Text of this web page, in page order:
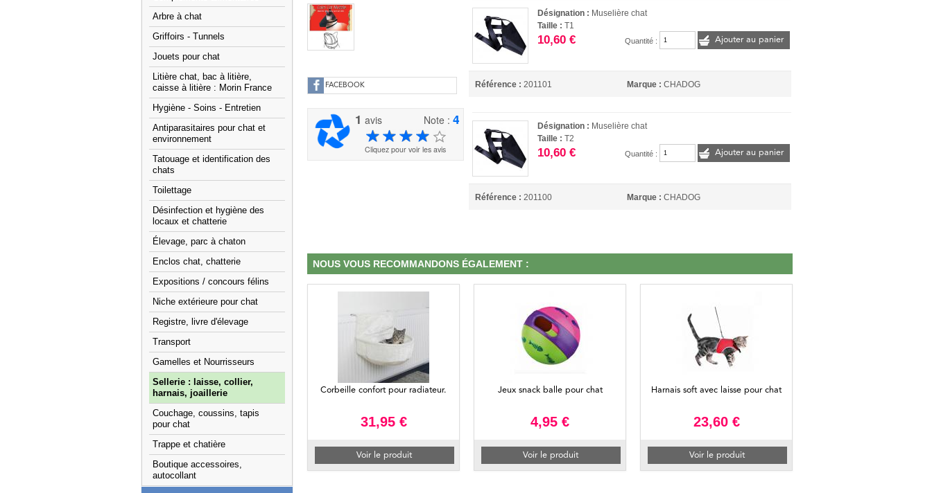
Arbre à chat
Griffoirs - Tunnels
Jouets pour chat
Litière chat, bac à litière,
caisse à litière : Morin France
Hygiène - Soins - Entretien
Antiparasitaires pour chat et
environnement
Tatouage et identification des
chats
Toilettage
Désinfection et hygiène des
locaux et chatterie
Élevage, parc à chaton
Enclos chat, chatterie
Expositions / concours félins
Niche extérieure pour chat
Registre, livre d'élevage
Transport
Gamelles et Nourrisseurs
Sellerie : laisse, collier,
harnais, joaillerie
Couchage, coussins, tapis
pour chat
Trappe et chatière
Boutique accessoires,
autocollant
FACEBOOK
1 avis Note :4
Cliquez pour voir les avis
Désignation : Muselière chat
Taille :T1
10,60 € Quantité : Ajouter au panier
Référence : 201101 Marque : CHADOG
Désignation : Muselière chat
Taille :T2
10,60 € Quantité : Ajouter au panier
Référence : 201100 Marque : CHADOG
NOUS VOUS RECOMMANDONS ÉGALEMENT :
Corbeille confort pour radiateur.
31,95 €
Voir le produit
Jeux snack balle pour chat
4,95 €
Voir le produit
Harnais soft avec laisse pour chat
23,60 €
Voir le produit